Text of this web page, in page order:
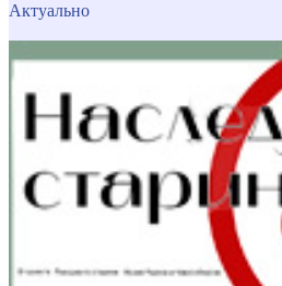
Актуально